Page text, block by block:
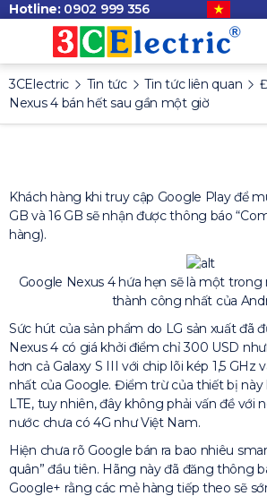
Hotline: 0902 999 356
3CElectric Tin tức Tin tức liên quan
Nexus 4 bán hết sau gần một giờ
Khách hàng khi truy cập Google Play để
GB và 16 GB sẽ nhận được thông báo
hàng).
Google Nexus 4 hứa hẹn sẽ là một
thành công nhất của
Sức hút của sản phẩm do LG sản xuất đã
Nexus 4 có giá khởi điểm chỉ 300 USD
hơn cả Galaxy S III với chip lõi kép 1,5 GHz
nhất của Google. Điểm trừ của thiết bị này
LTE, tuy nhiên, đây không phải vấn đề với
nước chưa có 4G như Việt Nam.
Hiện chưa rõ Google bán ra bao nhiêu
quân” đầu tiên. Hãng này đã đăng thông
Google+ rằng các mẻ hàng tiếp theo sẽ